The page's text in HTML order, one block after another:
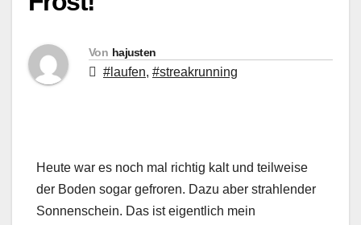
Von hajusten
#laufen, #streakrunning
Heute war es noch mal richtig kalt und teilweise
der Boden sogar gefroren. Dazu aber strahlender
Sonnenschein. Das ist eigentlich mein